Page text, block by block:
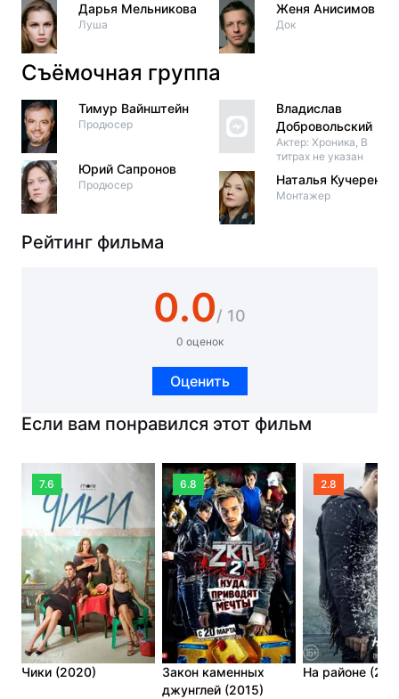
Дарья Мельникова
Луша
Женя Анисимов
Док
Съёмочная группа
Тимур Вайнштейн
Продюсер
Юрий Сапронов
Продюсер
Владислав
Добровольский
Актер: Хроника, В
титрах не указан
Наталья Кучеренко
Монтажер
Рейтинг фильма
0.0/ 10
0 оценок
Оценить
Если вам понравился этот фильм
7.6
Чики (2020)
6.8
Закон каменных
джунглей (2015)
2.8
На районе